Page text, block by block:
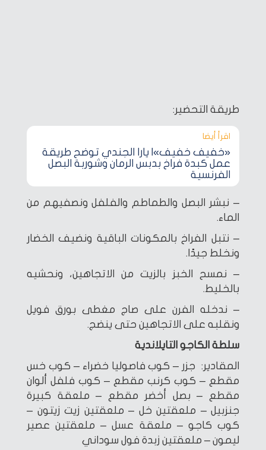
طريقة التحضير:
اقرأ أيضا‎
«خفيف خفيف»| يارا الجندي توضح طريقة
عمل كبدة فراخ بدبس الرمان وشوربة البصل
الفرنسية
– نبشر البصل والطماطم والفلفل ونصفيهم من
الماء.
– نتبل الفراخ بالمكونات الباقية ونضيف الخضار
ونخلط جيدًا.
– نمسح الخبز بالزيت من الاتجاهين، ونحشيه
بالخليط.
– ندخله الفرن على صاج مغطى بورق فويل
ونقلبه على الاتجاهين حتى ينضج.
سلطة الكاجو التايلاندية
المقادير: جزر – كوب فاصوليا خضراء – كوب خس
مقطع – كوب كرنب مقطع – كوب فلفل ألوان
مقطع – بصل أخضر مقطع – ملعقة كبيرة
جنزبيل – ملعقتين خل – ملعقتين زيت زيتون –
كوب كاجو – ملعقة عسل – ملعقتين عصير
ليمون – ملعقتين زبدة فول سوداني